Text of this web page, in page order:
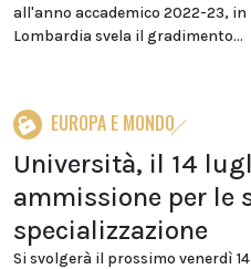
all'anno accademico 2022-23,
Lombardia svela il gradimento...
EUROPA E MONDO
Università, il 14
ammissione per le
specializzazione
Si svolgerà il prossimo venerdì